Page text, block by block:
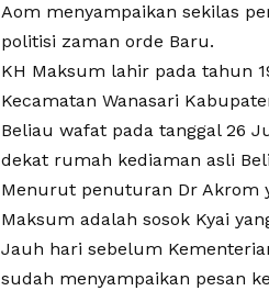
Aom menyampaikan sekilas
politisi zaman orde Baru.
KH Maksum lahir pada tahun
Kecamatan Wanasari
Beliau wafat pada tanggal 26
dekat rumah kediaman asli
Menurut penuturan Dr Akrom
Maksum adalah sosok Kyai
Jauh hari sebelum
sudah menyampaikan pesan